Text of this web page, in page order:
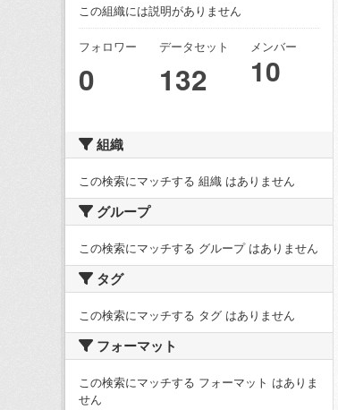
この組織には説明がありません
フォロワー
0
データセット
132
メンバー
10
組織
この検索にマッチする 組織 はありません
グループ
この検索にマッチする グループ はありません
タグ
この検索にマッチする タグ はありません
フォーマット
この検索にマッチする フォーマット はありま
せん